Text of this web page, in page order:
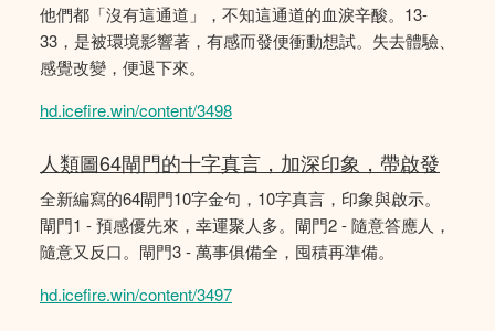
他們都「沒有這通道」，不知這通道的血淚辛酸。13-
33，是被環境影響著，有感而發便衝動想試。失去體驗、
感覺改變，便退下來。
hd.icefire.win/content/3498
人類圖64閘門的十字真言，加深印象，帶啟發
全新編寫的64閘門10字金句，10字真言，印象與啟示。
閘門1 - 預感優先來，幸運聚人多。閘門2 - 隨意答應人，
隨意又反口。閘門3 - 萬事俱備全，囤積再準備。
hd.icefire.win/content/3497